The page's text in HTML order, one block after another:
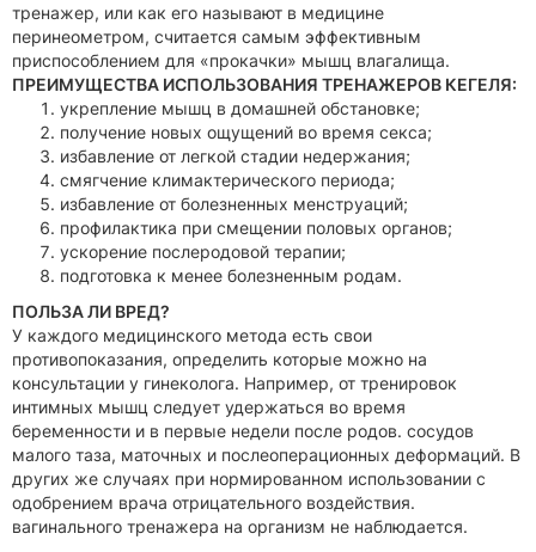
тренажер, или как его называют в медицине
перинеометром, считается самым эффективным
приспособлением для «прокачки» мышц влагалища.
ПРЕИМУЩЕСТВА ИСПОЛЬЗОВАНИЯ ТРЕНАЖЕРОВ КЕГЕЛЯ:
укрепление мышц в домашней обстановке;
получение новых ощущений во время секса;
избавление от легкой стадии недержания;
смягчение климактерического периода;
избавление от болезненных менструаций;
профилактика при смещении половых органов;
ускорение послеродовой терапии;
подготовка к менее болезненным родам.
ПОЛЬЗА ЛИ ВРЕД?
У каждого медицинского метода есть свои
противопоказания, определить которые можно на
консультации у гинеколога. Например, от тренировок
интимных мышц следует удержаться во время
беременности и в первые недели после родов. сосудов
малого таза, маточных и послеоперационных деформаций. В
других же случаях при нормированном использовании с
одобрением врача отрицательного воздействия.
вагинального тренажера на организм не наблюдается.